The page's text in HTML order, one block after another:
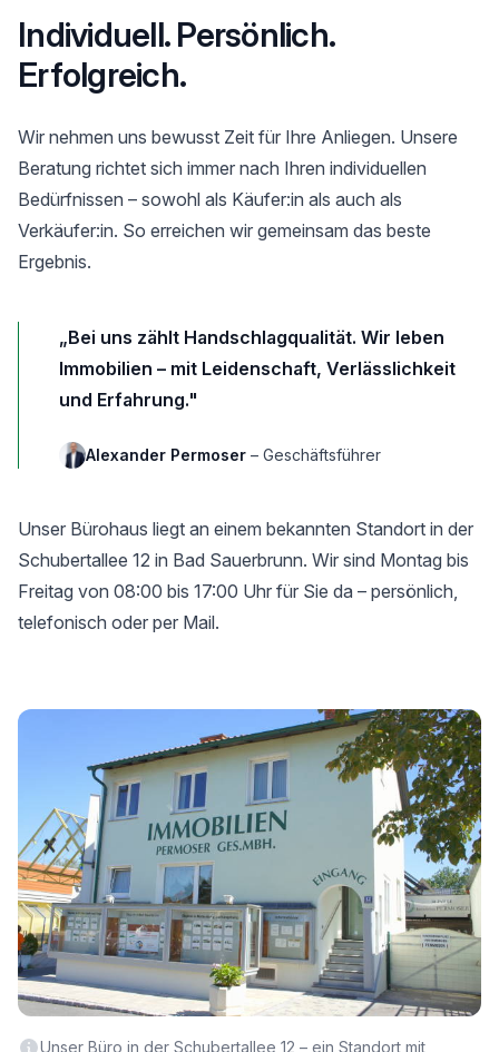
Individuell. Persönlich.
Erfolgreich.
Wir nehmen uns bewusst Zeit für Ihre Anliegen. Unsere
Beratung richtet sich immer nach Ihren individuellen
Bedürfnissen – sowohl als Käufer:in als auch als
Verkäufer:in. So erreichen wir gemeinsam das beste
Ergebnis.
„Bei uns zählt Handschlagqualität. Wir leben
Immobilien – mit Leidenschaft, Verlässlichkeit
und Erfahrung."
Alexander Permoser – Geschäftsführer
Unser Bürohaus liegt an einem bekannten Standort in der
Schubertallee 12 in Bad Sauerbrunn. Wir sind Montag bis
Freitag von 08:00 bis 17:00 Uhr für Sie da – persönlich,
telefonisch oder per Mail.
Unser Büro in der Schubertallee 12 – ein Standort mit